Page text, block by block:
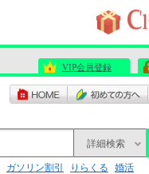
VIP会員登録
詳細検索
ガソリン割引 りらくる 婚活